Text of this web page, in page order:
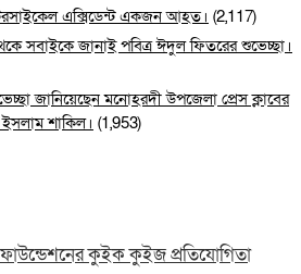
এক্সিডেন্ট একজন আহত। (2,117)
সবাইকে জানাই পবিত্র ঈদুল ফিতরের শুভেচ্ছা।
জানিয়েছেন মনোহরদী উপজেলা প্রেস ক্লাবের
শাকিল। (1,953)
কুইক কুইজ প্রতিযোগিতা